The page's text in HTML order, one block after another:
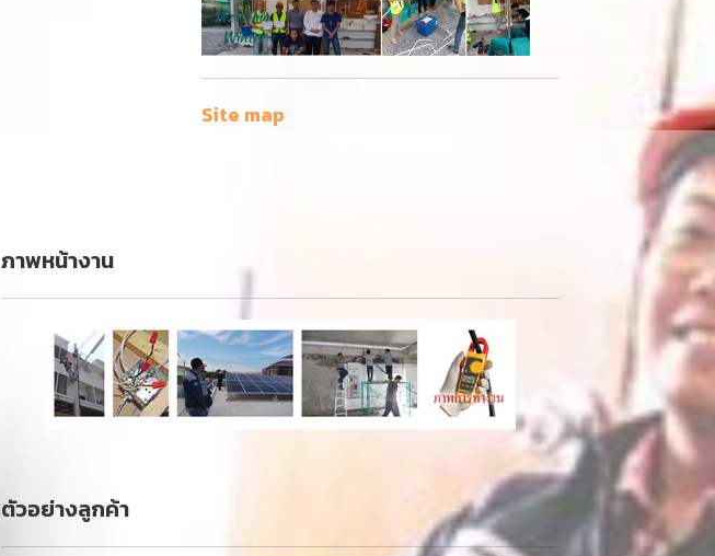
Site map
ภาพหน้างาน
ตัวอย่างลูกค้า